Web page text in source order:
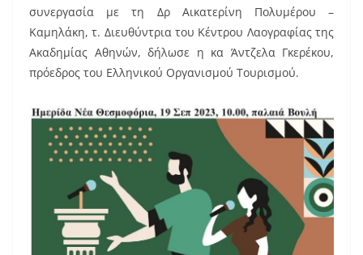
συνεργασία με τη Δρ Αικατερίνη Πολυμέρου –
Καμηλάκη, τ. Διευθύντρια του Κέντρου Λαογραφίας της
Ακαδημίας Αθηνών, δήλωσε η κα Άντζελα Γκερέκου,
πρόεδρος του Ελληνικού Οργανισμού Τουρισμού.